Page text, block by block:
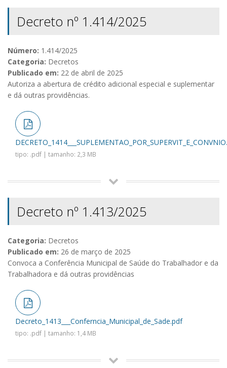
Decreto nº 1.414/2025
Número: 1.414/2025
Categoria: Decretos
Publicado em: 22 de abril de 2025
Autoriza a abertura de crédito adicional especial e suplementar
e dá outras providências.
tipo: .pdf | tamanho: 2,3 MB
Decreto nº 1.413/2025
Categoria: Decretos
Publicado em: 26 de março de 2025
Convoca a Conferência Municipal de Saúde do Trabalhador e da
Trabalhadora e dá outras providências
Decreto_1413___Conferncia_Municipal_de_Sade.pdf
tipo: .pdf | tamanho: 1,4 MB